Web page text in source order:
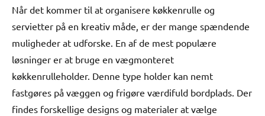
Når det kommer til at organisere køkkenrulle og
servietter på en kreativ måde, er der mange spændende
muligheder at udforske. En af de mest populære
løsninger er at bruge en vægmonteret
køkkenrulleholder. Denne type holder kan nemt
fastgøres på væggen og frigøre værdifuld bordplads. Der
findes forskellige designs og materialer at vælge